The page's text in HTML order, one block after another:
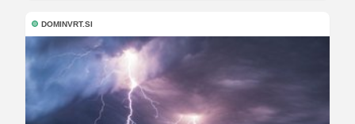
DOMINVRT.SI